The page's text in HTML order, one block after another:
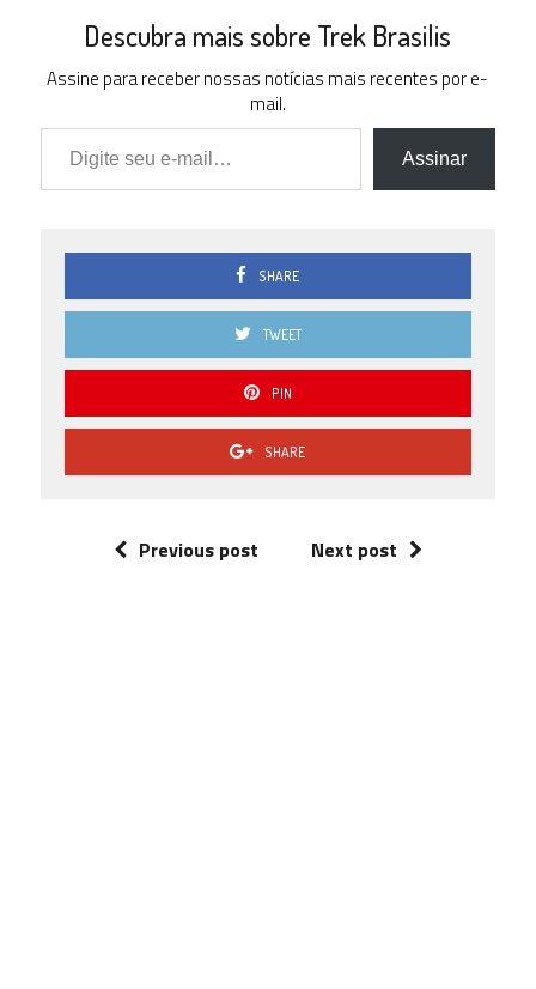
Descubra mais sobre Trek Brasilis
Assine para receber nossas notícias mais recentes por e-
mail.
Digite seu e-mail…
Assinar
SHARE
TWEET
PIN
SHARE
Previous post Next post